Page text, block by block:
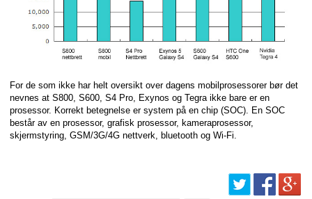
For de som ikke har helt oversikt over dagens mobilprosessorer bør det
nevnes at S800, S600, S4 Pro, Exynos og Tegra ikke bare er en
prosessor. Korrekt betegnelse er system på en chip (SOC). En SOC
består av en prosessor, grafisk prosessor, kameraprosessor,
skjermstyring, GSM/3G/4G nettverk, bluetooth og Wi-Fi.